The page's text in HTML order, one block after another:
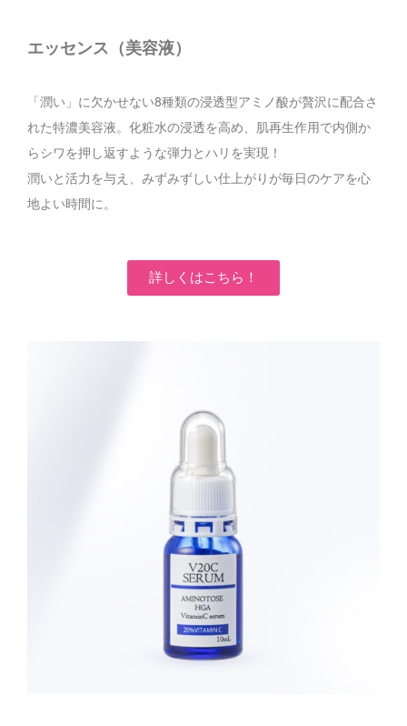
エッセンス（美容液）
「潤い」に欠かせない8種類の浸透型アミノ酸が贅沢に配合さ
れた特濃美容液。化粧水の浸透を高め、肌再生作用で内側か
らシワを押し返すような弾力とハリを実現！
潤いと活力を与え、みずみずしい仕上がりが毎日のケアを心
地よい時間に。
詳しくはこちら！